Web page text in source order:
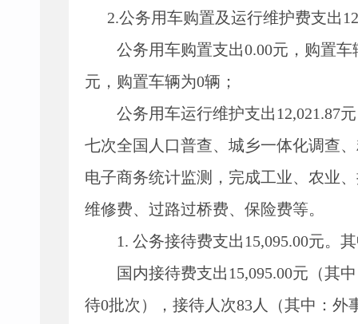
2.公务用车购置及运行维护费支出
公务用车购置支出0.00元，购置车
元，购置车辆为0辆；
公务用车运行维护支出 12,021.87
七次全国人口普查、城乡一体化调查
电子商务统计监测，完成工业、农业
维修费、过路过桥费、保险费等。
1. 公务接待费支出 15,095.00元。
国内接待费支出 15,095.00元（其
待0批次），接待人次83人（其中：外